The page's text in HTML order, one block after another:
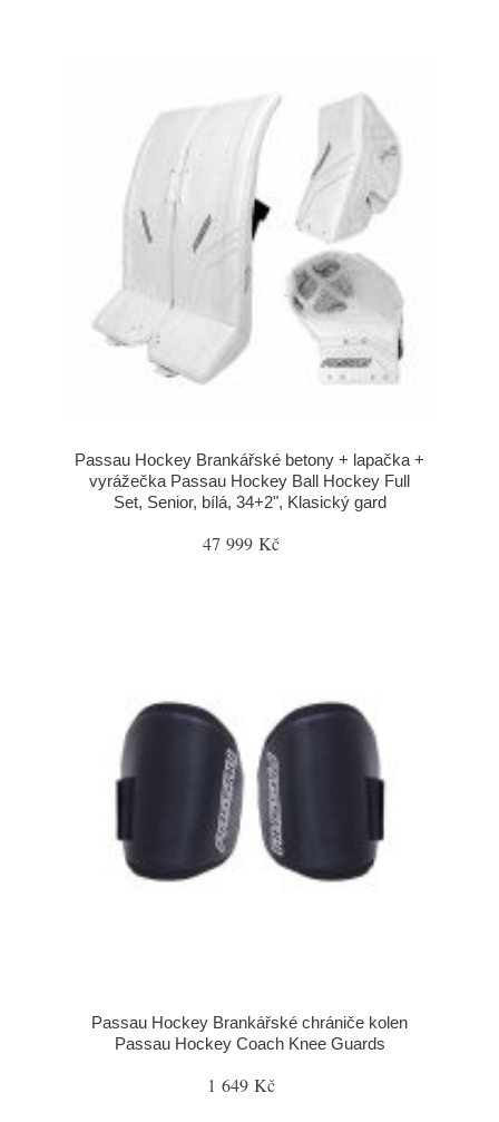
Passau Hockey Brankářské betony + lapačka +
vyrážečka Passau Hockey Ball Hockey Full
Set, Senior, bílá, 34+2", Klasický gard
47 999 Kč
Passau Hockey Brankářské chrániče kolen
Passau Hockey Coach Knee Guards
1 649 Kč